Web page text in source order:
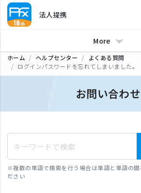
法人提携
More
ホーム ヘルプセンター
よくある質問
ログインパスワードを忘れてしまいました。
お問い合わせ
※複数の単語で検索を行う場合は単語と単語の間
ださい